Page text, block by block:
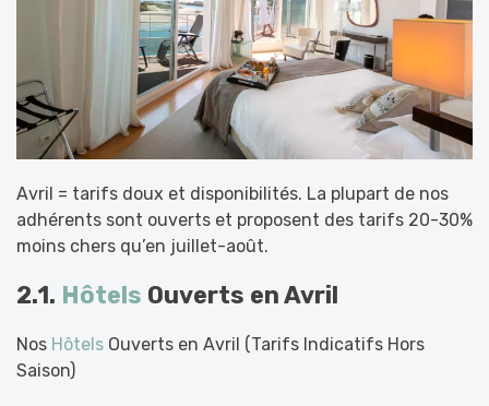
Avril = tarifs doux et disponibilités. La plupart de nos
adhérents sont ouverts et proposent des tarifs 20-30%
moins chers qu’en juillet-août.
2.1. Hôtels Ouverts en Avril
Nos Hôtels Ouverts en Avril (Tarifs Indicatifs Hors
Saison)